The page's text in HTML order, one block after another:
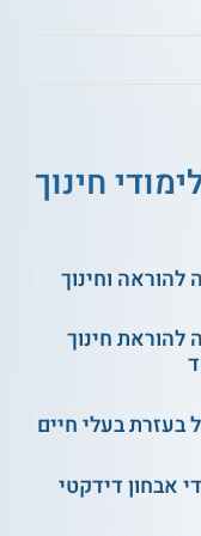
היקפו של הקורס 60 שעות לימוד, הוא כולל 15 מפגשים ונפרס
אחת לשבוע בשעות
מסדר גבוה
חינוך
להוראה וחינוך
להוראת חינוך
בעזרת בעלי חיים
אבחון דידקטי